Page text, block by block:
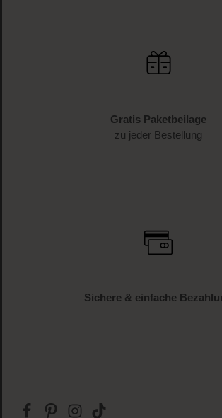
Gratis Paketbeilage
zu jeder Bestellung
Sichere & einfache